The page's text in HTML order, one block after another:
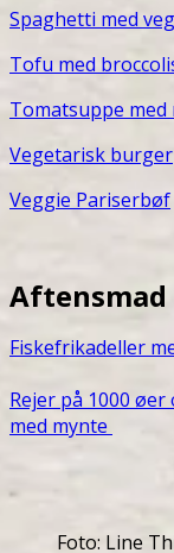
Spaghetti med
Tofu med
Tomatsuppe med
Vegetarisk burger
Veggie Pariserbøf
Fiskefrikadeller
Rejer på 1000
med mynte
Foto: Line